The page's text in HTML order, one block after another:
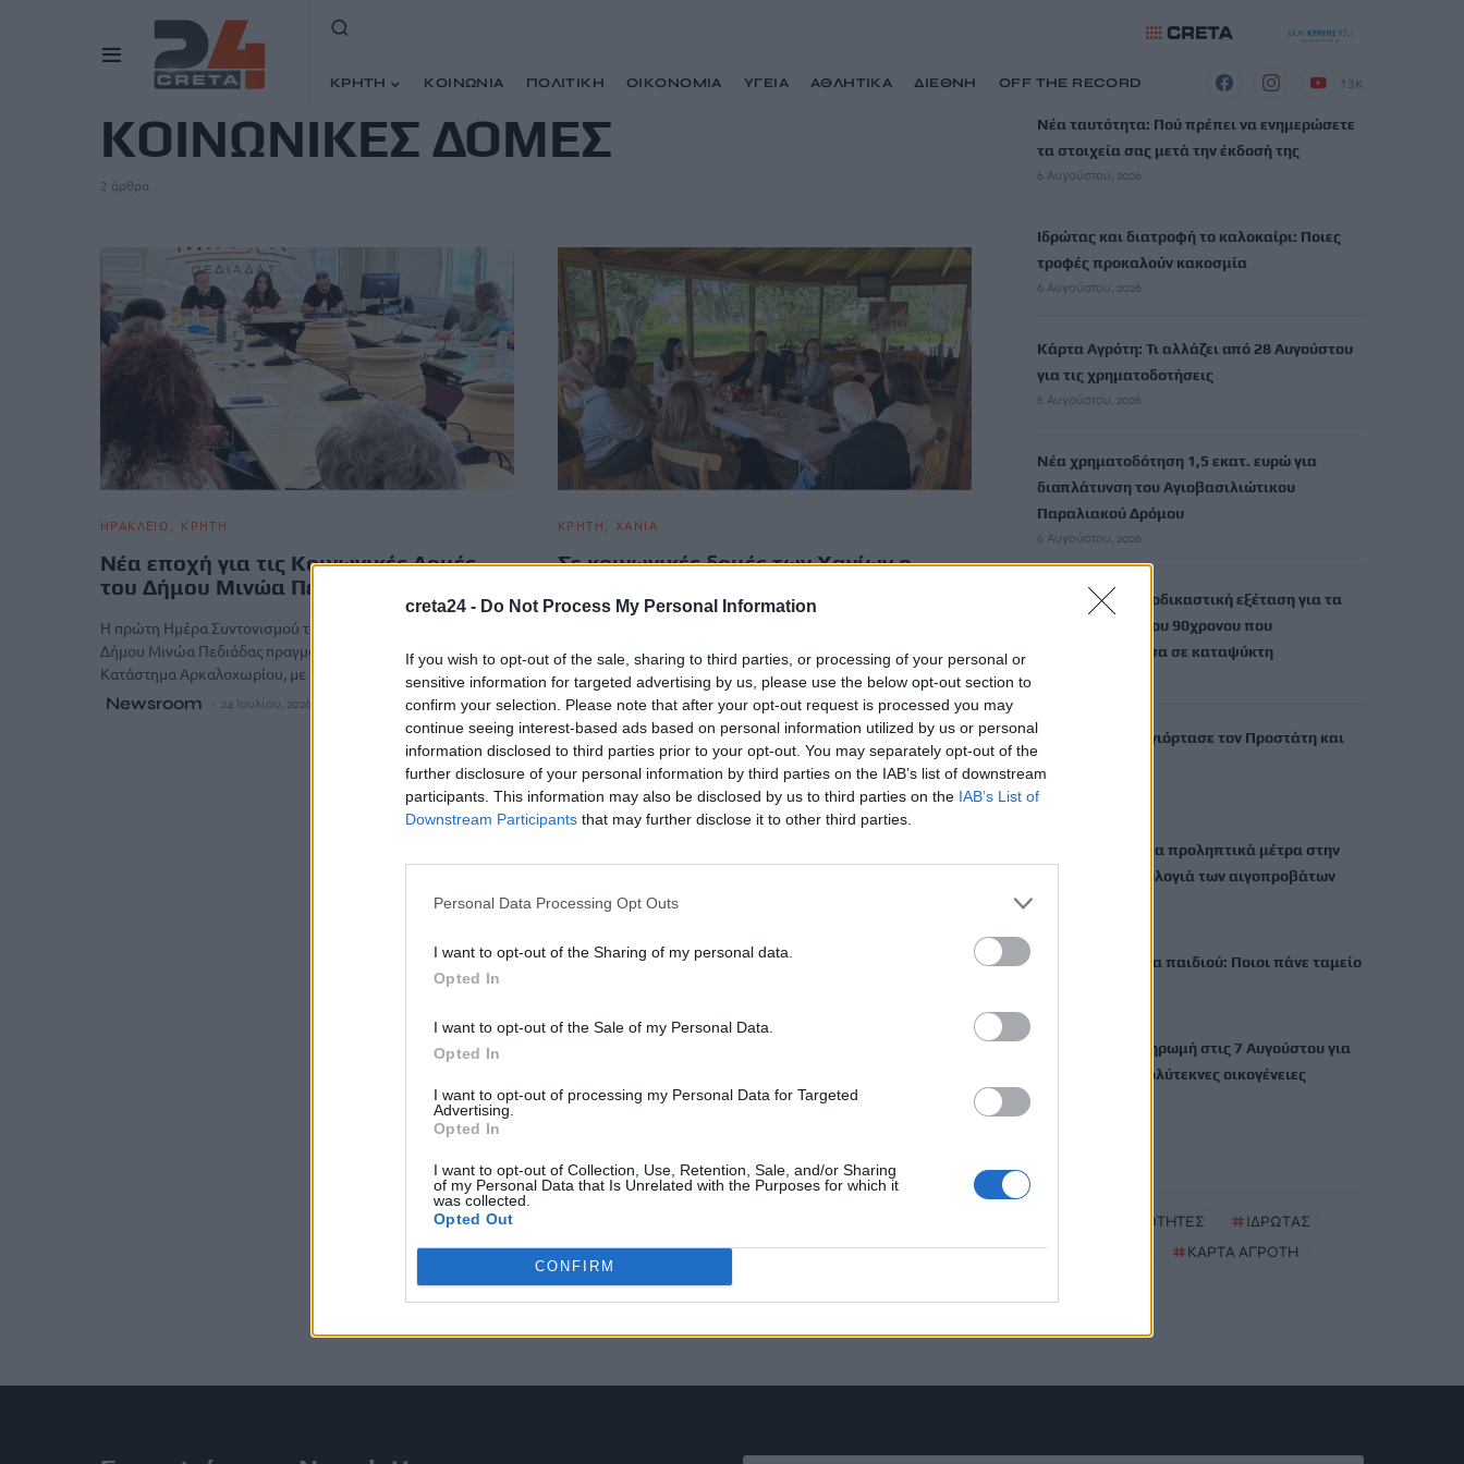
creta24 - Do Not Process My Personal Information
If you wish to opt-out of the sale, sharing to third parties, or processing of your personal or
sensitive information for targeted advertising by us, please use the below opt-out section to
confirm your selection. Please note that after your opt-out request is processed you may
continue seeing interest-based ads based on personal information utilized by us or personal
information disclosed to third parties prior to your opt-out. You may separately opt-out of the
further disclosure of your personal information by third parties on the IAB’s list of downstream
participants. This information may also be disclosed by us to third parties on the IAB’s List of
Downstream Participants that may further disclose it to other third parties.
Personal Data Processing Opt Outs
I want to opt-out of the Sharing of my personal data.
Opted In
I want to opt-out of the Sale of my Personal Data.
Opted In
I want to opt-out of processing my Personal Data for Targeted
Advertising.
Opted In
I want to opt-out of Collection, Use, Retention, Sale, and/or Sharing
of my Personal Data that Is Unrelated with the Purposes for which it
was collected.
Opted Out
CONFIRM
ΚΡΗΤΗ ΚΟΙΝΩΝΙΑ ΠΟΛΙΤΙΚΗ ΟΙΚΟΝΟΜΙΑ ΥΓΕΙΑ ΑΘΛΗΤΙΚΑ ΔΙΕΘΝΗ OFF THE RECORD 13K
ΚΟΙΝΩΝΙΚΕΣ ΔΟΜΕΣ
2 άρθρα
ΗΡΑΚΛΕΙΟ ΚΡΗΤΗ
Νέα εποχή για τις Κοινωνικές Δομές
του Δήμου Μινώα Πεδιάδας
Η πρώτη Ημέρα Συντονισμού των Κοινωνικών Δομών του
Δήμου Μινώα Πεδιάδας πραγματοποιήθηκε στο Δημοτικό
Κατάστημα Αρκαλοχωρίου, με πρωτοβουλία…
Newsroom 24 Ιουλίου, 2026
ΚΡΗΤΗ ΧΑΝΙΑ
Σε κοινωνικές δομές των Χανίων ο
κοινωνικής πολιτικής των Χανίων πραγματοποίησε ο
Αλέξανδρος Μαρκογιαννάκης, προκειμένου να ανταλλάξει…
Newsroom 9 Απριλίου, 2026
ΡΟΗ ΕΙΔΗΣΕΩΝ
Νέα ταυτότητα: Πού πρέπει να ενημερώσετε
τα στοιχεία σας μετά την έκδοσή της
6 Αυγούστου, 2026
Ιδρώτας και διατροφή το καλοκαίρι: Ποιες
τροφές προκαλούν κακοσμία
6 Αυγούστου, 2026
Κάρτα Αγρότη: Τι αλλάζει από 28 Αυγούστου
για τις χρηματοδοτήσεις
6 Αυγούστου, 2026
Νέα χρηματοδότηση 1,5 εκατ. ευρώ για
διαπλάτυνση του Αγιοβασιλιώτικου
Παραλιακού Δρόμου
6 Αυγούστου, 2026
Τι δείχνει η ιατροδικαστική εξέταση για τα
αίτια θανάτου του 90χρονου που
εντοπίστηκε μέσα σε καταψύκτη
Το Αρκαλοχώρι γιόρτασε τον Προστάτη και
6 Αυγούστου, 2026
Παρατείνονται τα προληπτικά μέτρα στην
Κρήτη για την ευλογιά των αιγοπροβάτων
Έκτακτο επίδομα παιδιού: Ποιοι πάνε ταμείο
ΟΠΕΚΑ: Νέα πληρωμή στις 7 Αυγούστου για
τρίτεκνες και πολύτεκνες οικογένειες
ΝΕΕΣ ΤΑΥΤΟΤΗΤΕΣ #ΙΔΡΩΤΑΣ
#ΚΑΡΤΑ ΑΓΡΟΤΗ